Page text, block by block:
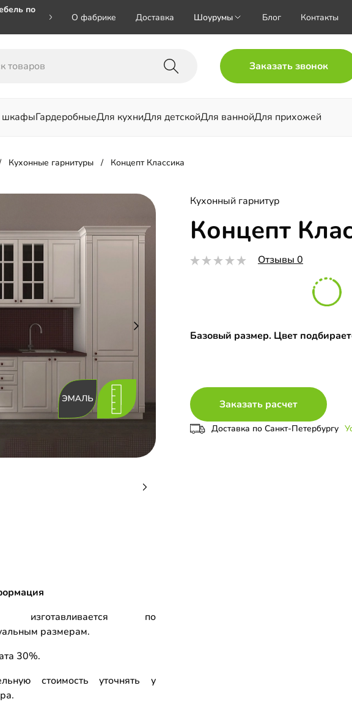
по
номер
О фабрике Доставка Шоурумы Блог Контакты
Заказать звонок
шкафыГардеробныеДля кухниДля детскойДля ваннойДля прихожей
Кухонные гарнитуры Концепт Классика
Кухонный гарнитур
Концепт
Отзывы 0
Базовый размер. Цвет
Заказать расчет
Доставка по Санкт-Петербургу
изготавливается по
размерам.
30%.
стоимость уточнять у